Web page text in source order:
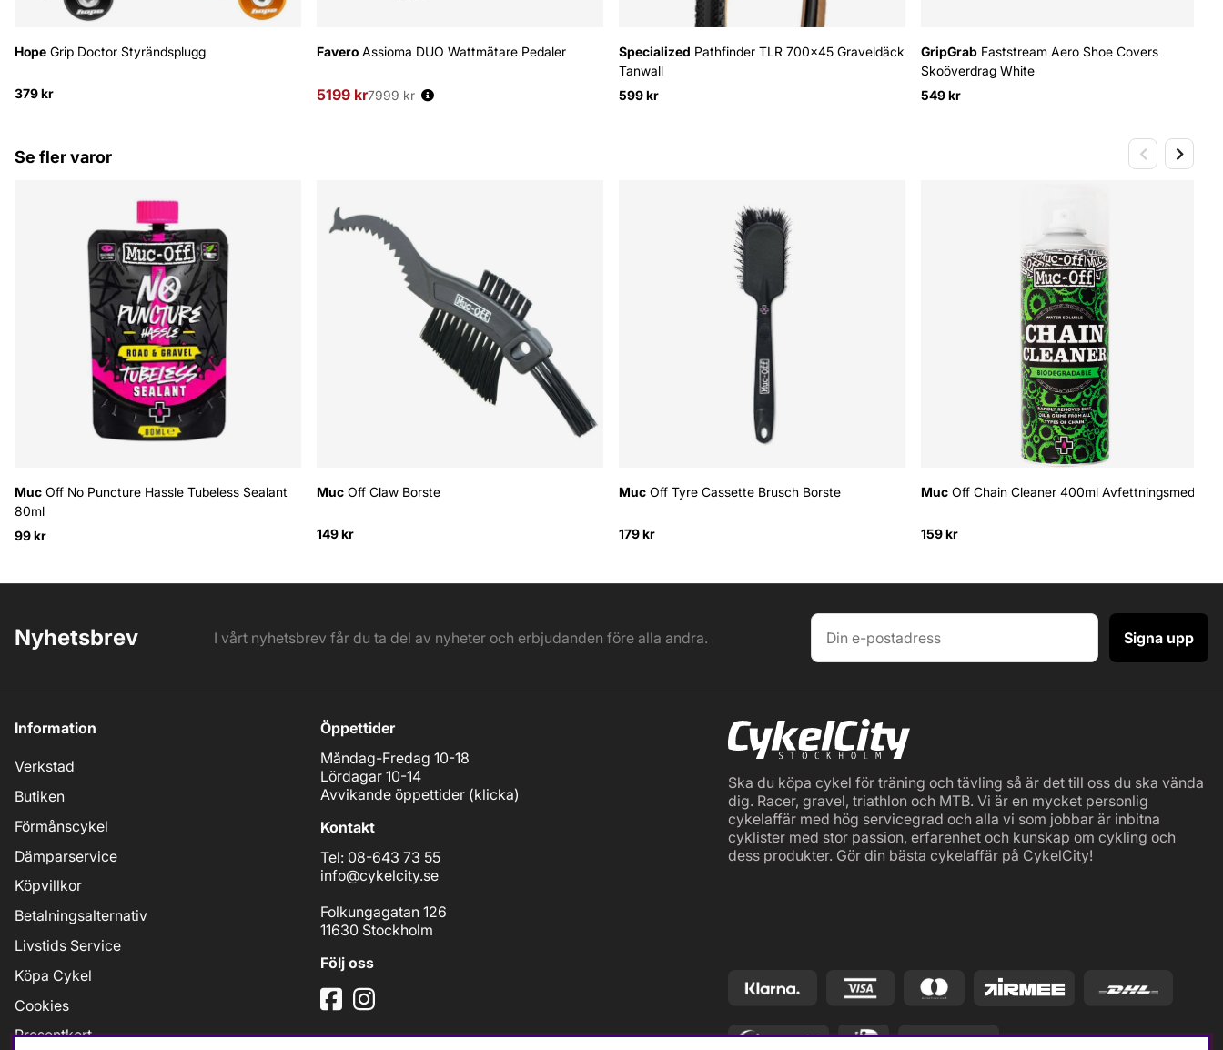
Hope Grip Doctor Styrändsplugg
379 kr
Favero Assioma DUO Wattmätare Pedaler
5199 kr
Ordinarie pris:
7999 kr
Specialized Pathfinder TLR 700x45 Graveldäck
Tanwall
599 kr
GripGrab Faststream Aero Shoe Covers
Skoöverdrag White
549 kr
Se fler varor
Muc Off No Puncture Hassle Tubeless Sealant
80ml
99 kr
Muc Off Claw Borste
149 kr
Muc Off Tyre Cassette Brusch Borste
179 kr
Muc Off Chain Cleaner 400ml Avfettningsmedel
159 kr
Nyhetsbrev I vårt nyhetsbrev får du ta del av nyheter och erbjudanden före alla andra. Signa upp
Information
Verkstad
Butiken
Förmånscykel
Dämparservice
Köpvillkor
Betalningsalternativ
Livstids Service
Köpa Cykel
Cookies
Presentkort
Öppettider
Måndag-Fredag 10-18
Lördagar 10-14
Avvikande öppettider (klicka)
Kontakt
Tel: 08-643 73 55
info@cykelcity.se
Folkungagatan 126
11630 Stockholm
Följ oss
Ska du köpa cykel för träning och tävling så är det till oss du ska vända
dig. Racer, gravel, triathlon och MTB. Vi är en mycket personlig
cykelaffär med hög servicegrad och alla vi som jobbar är inbitna
cyklister med stor passion, erfarenhet och kunskap om cykling och
dess produkter. Gör din bästa cykelaffär på CykelCity!